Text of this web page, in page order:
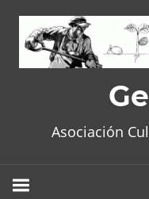
content
Asociación